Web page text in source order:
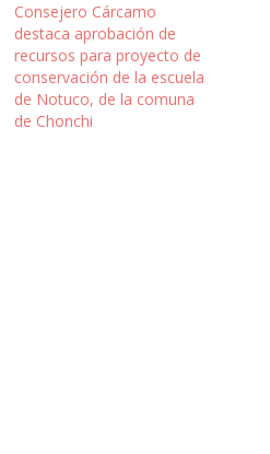
Consejero Cárcamo
destaca aprobación de
recursos para proyecto de
conservación de la escuela
de Notuco, de la comuna
de Chonchi